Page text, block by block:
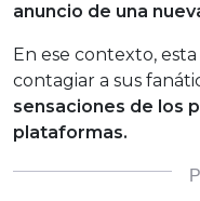
anuncio de una
En ese contexto,
contagiar a sus
sensaciones de los
plataformas.